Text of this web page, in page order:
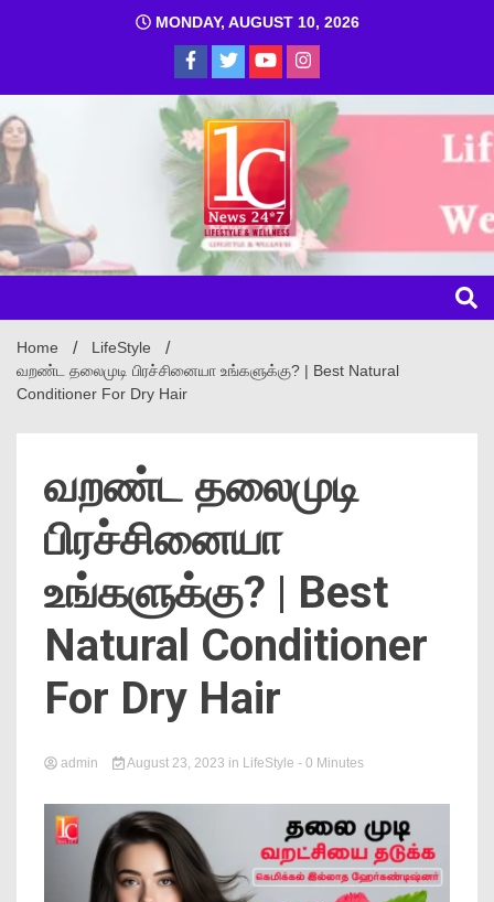
MONDAY, AUGUST 10, 2026
1C
News
Online
Home
LifeStyle
வறண்ட தலைமுடி பிரச்சினையா உங்களுக்கு? | Best Natural
Conditioner For Dry Hair
வறண்ட தலைமுடி
பிரச்சினையா
உங்களுக்கு? | Best
Natural Conditioner
For Dry Hair
admin August 23, 2023 in LifeStyle - 0 Minutes